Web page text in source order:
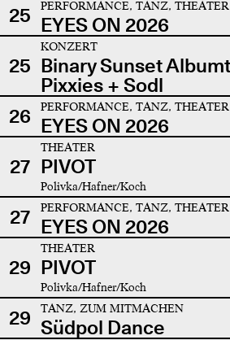
25 PERFORMANCE, TANZ, THEATER
EYES ON 2026
25
KONZERT
Binary Sunset
Pixxies + Sodl
26
PERFORMANCE, TANZ, THEATER
EYES ON 2026
27
THEATER
PIVOT
Polivka/Hafner/Koch
27 PERFORMANCE, TANZ, THEATER
EYES ON 2026
29
THEATER
PIVOT
Polivka/Hafner/Koch
29 TANZ, ZUM MITMACHEN
Südpol Dance